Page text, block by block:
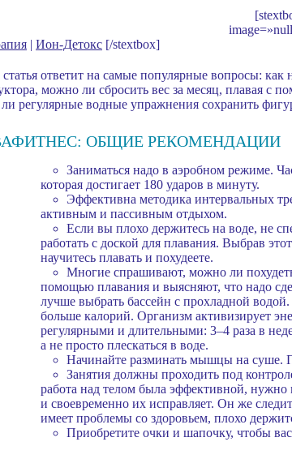
| Ион-Детокс [/stextbox]
ответит на самые популярные вопросы: как
можно ли сбросить вес за месяц, плавая с
регулярные водные упражнения сохранить
ОБЩИЕ РЕКОМЕНДАЦИИ
Заниматься надо в аэробном режиме.
которая достигает 180 ударов в минуту.
Эффективна методика интервальных
активным и пассивным отдыхом.
Если вы плохо держитесь на воде, не
работать с доской для плавания. Выбрав
научитесь плавать и похудеете.
Многие спрашивают, можно ли
помощью плавания и выясняют, что надо
лучше выбрать бассейн с прохладной
больше калорий. Организм активизирует
регулярными и длительными: 3–4 раза в
а не просто плескаться в воде.
Начинайте разминать мышцы на суше.
Занятия должны проходить под
работа над телом была эффективной,
и своевременно их исправляет. Он же
имеет проблемы со здоровьем, плохо
Приобретите очки и шапочку, чтобы